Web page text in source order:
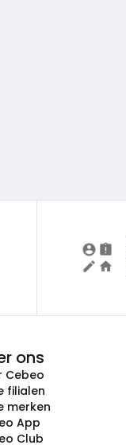
ons
Cebeo
filialen
merken
App
Club